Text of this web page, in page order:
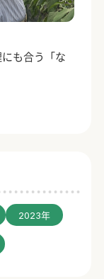
2023年
も合う「な